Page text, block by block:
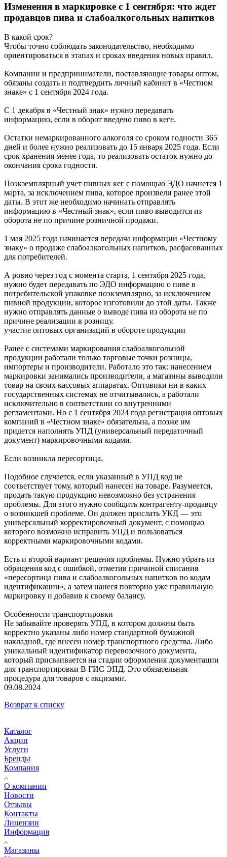
Изменения в маркировке с 1 сентября: что ждет
продавцов пива и слабоалкогольных напитков
В какой срок?
Чтобы точно соблюдать законодательство, необходимо
ориентироваться в этапах и сроках введения новых правил.
Компании и предприниматели, поставляющие товары оптом,
обязаны создать и подтвердить личный кабинет в «Честном
знаке» с 1 сентября 2024 года.
С 1 декабря в «Честный знак» нужно передавать
информацию, если в оборот введено пиво в кеге.
Остатки немаркированного алкоголя со сроком годности 365
дней и более нужно реализовать до 15 января 2025 года. Если
срок хранения менее года, то реализовать остаток нужно до
окончания срока годности.
Поэкземплярный учет пивных кег с помощью ЭДО начнется 1
марта, за исключением пива, которое произвели ранее этой
даты. В этот же необходимо начинать отправлять
информацию в «Честный знак», если пиво выводится из
оборота не по причине розничной продажи.
1 мая 2025 года начинается передача информации «Честному
знаку» о продаже слабоалкогольных напитков, расфасованных
для потребителей.
А ровно через год с момента старта, 1 сентября 2025 года,
нужно будет передавать по ЭДО информацию о пиве в
потребительской упаковке поэкземплярно, за исключением
пивной продукции, которое изготовили до этой даты. Также
нужно отправлять данные о выводе пива из оборота не по
причине реализации в розницу.
участие оптовых организаций в обороте продукции
Ранее с системами маркирования слабоалкогольной
продукции работали только торговые точки розницы,
импортеры и производители. Работало это так: нанесением
маркировки занимались производители, а магазины выводили
товар на своих кассовых аппаратах. Оптовики ни в каких
государственных системах не отчитывались, а работали
исключительно в соответствии со внутренними
регламентами. Но с 1 сентября 2024 года регистрация оптовых
компаний в «Честном знаке» обязательна, а позже им
придется наполнять УПД (универсальный передаточный
документ) маркировочными кодами.
Если возникла пересортица.
Подобное случается, если указанный в УПД код не
соответствует тому, который нанесен на товаре. Разумеется,
продать такую продукцию невозможно без устранения
проблемы. Для этого нужно сообщить контрагенту-продавцу
о возникшей проблеме. Он должен прислать УКД — это
универсальный корректировочный документ, с помощью
которого возможно исправить УПД и пользоваться
корректными маркировочными кодами.
Есть и второй вариант решения проблемы. Нужно убрать из
обращения код с ошибкой, отметив причиной списания
«пересортица пива и слабоалкогольных напитков по кодам
идентификации», а затем нанеся повторно уже правильную
маркировку и добавив к своему балансу.
Особенности транспортировки
Не забывайте проверять УПД, в котором должны быть
корректно указаны либо номер стандартной бумажной
накладной, где внесен номер транспортного средства. Либо
уникальный идентификатор перевозочного документа,
который присваивается на стадии оформления документации
для транспортировки В ГИС ЭПД. Это обязательная
процедура для товаров с акцизами.
09.08.2024
Возврат к списку
Каталог
Акции
Услуги
Бренды
Компания
О компании
Новости
Отзывы
Контакты
Лицензии
Информация
Магазины